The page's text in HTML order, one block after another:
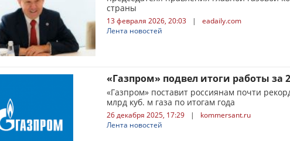
страны
13 февраля 2026, 20:03 |
eadaily.com
Лента новостей
«Газпром» подвел итоги работы за
«Газпром» поставит россиянам почти
млрд куб. м газа по итогам года
26 декабря 2025, 17:29 |
kommersant.ru
Лента новостей